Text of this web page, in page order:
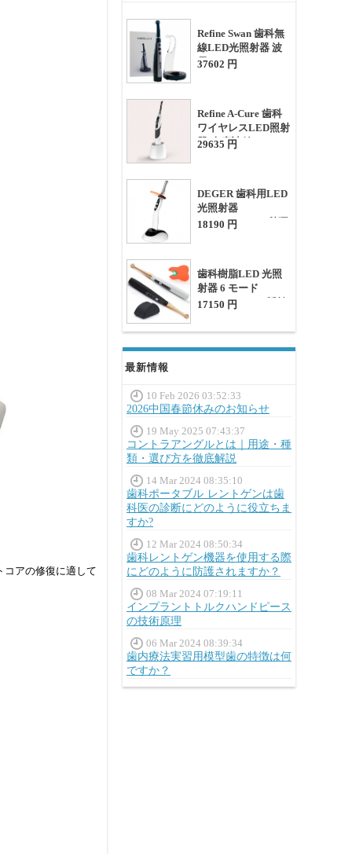
Refine Swan 歯科無
線LED光照射器 波
長385nm-515nm
37602 円
Refine A-Cure 歯科
ワイヤレスLED照射
器(光度計付き)
29635 円
DEGER 歯科用LED
光照射器
2300mw/cm2 (1秒硬
18190 円
歯科樹脂LED 光照
射器 6 モード
1800MW/CM2 齲蝕
17150 円
最新情報
10 Feb 2026 03:52:33
2026中国春節休みのお知らせ
19 May 2025 07:43:37
コントラアングルとは｜用途・種
類・選び方を徹底解説
14 Mar 2024 08:35:10
歯科ポータブル レントゲンは歯
科医の診断にどのように役立ちま
すか?
12 Mar 2024 08:50:34
歯科レントゲン機器を使用する際
にどのように防護されますか？
08 Mar 2024 07:19:11
インプラントトルクハンドピース
の技術原理
06 Mar 2024 08:39:34
歯内療法実習用模型歯の特徴は何
ですか？
コアの修復に適して